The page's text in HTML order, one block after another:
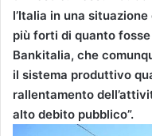
l’Italia in una
più forti di quanto
Bankitalia, che
il sistema produttivo
rallentamento
alto debito pubblico”.